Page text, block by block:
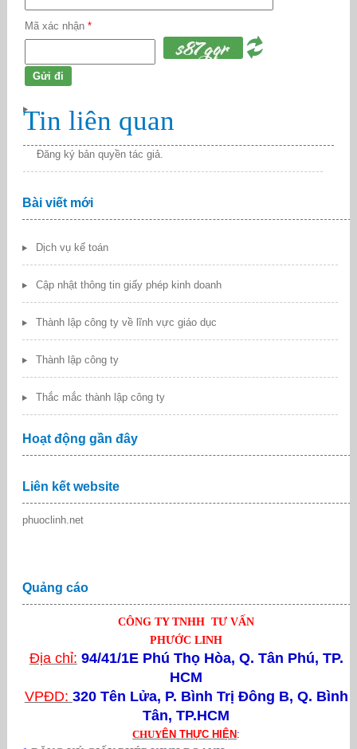
Mã xác nhận *
Tin liên quan
Đăng ký bản quyền tác giả.
Bài viết mới
Dịch vụ kế toán
Cập nhật thông tin giấy phép kinh doanh
Thành lập công ty về lĩnh vực giáo dục
Thành lập công ty
Thắc mắc thành lập công ty
Hoạt động gần đây
Liên kết website
phuoclinh.net
Quảng cáo
CÔNG TY TNHH TƯ VẤN
PHƯỚC LINH
Địa chỉ: 94/41/1E Phú Thọ Hòa, Q. Tân Phú, TP.
HCM
VPĐD: 320 Tên Lửa, P. Bình Trị Đông B, Q. Bình
Tân, TP.HCM
CHUYÊN THỰC HIỆN :